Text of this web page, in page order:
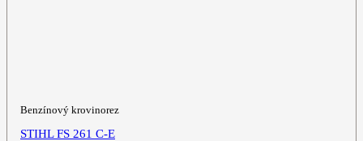
Benzínový krovinorez
STIHL FS 261 C-E